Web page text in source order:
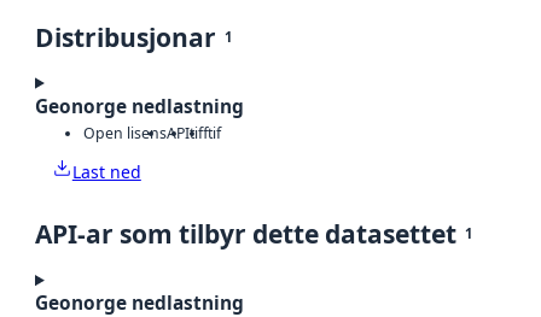
Distribusjonar 1
Geonorge nedlastning
Open lisensAPItifftif
Last ned
API-ar som tilbyr dette datasettet 1
Geonorge nedlastning